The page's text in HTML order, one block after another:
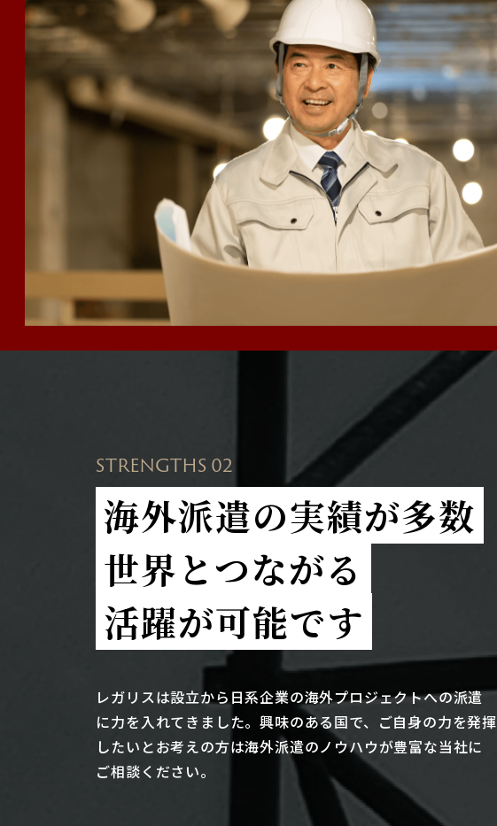
STRENGTHS 02
海外派遣の実績が多数
世界とつながる
活躍が可能です
レガリスは設立から日系企業の海外プロジェクトへの派遣
に力を入れてきました。興味のある国で、ご自身の力を発揮
したいとお考えの方は海外派遣のノウハウが豊富な当社に
ご相談ください。